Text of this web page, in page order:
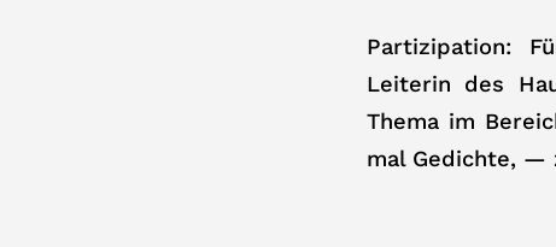
Partizipation:
Leiterin des
Thema im
mal Gedichte, —